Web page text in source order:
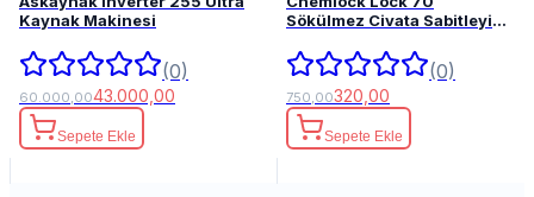
Kaynak Makinesi
(0)
60.000,0043.000,00
Sepete Ekle
Sökülmez Civata Sabitleyici
(0)
750,00320,00
Sepete Ekle